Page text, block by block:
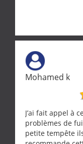
Mohamed k
J’ai fait appel à
problèmes de
petite tempête